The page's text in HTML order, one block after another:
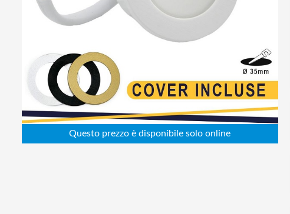
Abbigliamento da lavoro
Batterie
Elettricità
Cablaggio
Elettronica
Edilizia